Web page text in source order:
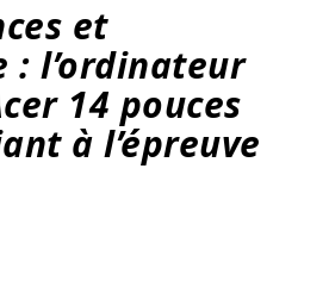
et
: l’ordinateur
14 pouces
à l’épreuve